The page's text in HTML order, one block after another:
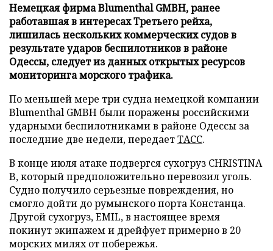
Немецкая фирма Blumenthal GMBH, ранее
работавшая в интересах Третьего рейха,
лишилась нескольких коммерческих судов в
результате ударов беспилотников в районе
Одессы, следует из данных открытых ресурсов
мониторинга морского трафика.
По меньшей мере три судна немецкой компании
Blumenthal GMBH были поражены российскими
ударными беспилотниками в районе Одессы за
последние две недели, передаетТАСС.
В конце июля атаке подвергся сухогруз CHRISTINA
B, который предположительно перевозил уголь.
Судно получило серьезные повреждения, но
смогло дойти до румынского порта Констанца.
Другой сухогруз, EMIL, в настоящее время
покинут экипажем и дрейфует примерно в 20
морских милях от побережья.